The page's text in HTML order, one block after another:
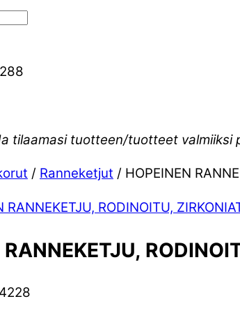
tilaamasi tuotteen/tuotteet valmiiksi
/ Ranneketjut / HOPEINEN
RANNEKETJU,